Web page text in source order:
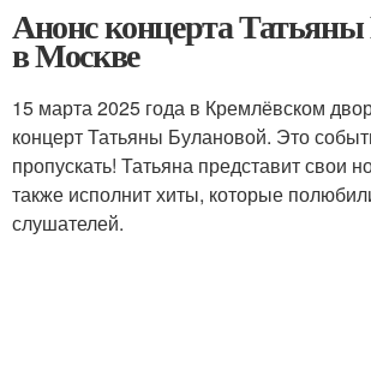
Анонс концерта
в Москве
15 марта 2025 года в Кремлёвском
концерт Татьяны Булановой. Это
пропускать! Татьяна представит свои
также исполнит хиты, которые
слушателей.